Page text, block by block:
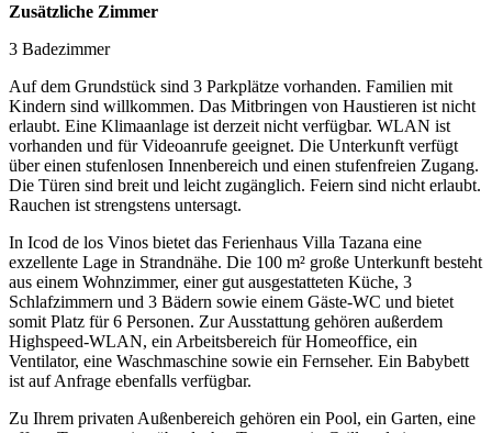
Zusätzliche Zimmer
3 Badezimmer
Auf dem Grundstück sind 3 Parkplätze vorhanden. Familien mit
Kindern sind willkommen. Das Mitbringen von Haustieren ist nicht
erlaubt. Eine Klimaanlage ist derzeit nicht verfügbar. WLAN ist
vorhanden und für Videoanrufe geeignet. Die Unterkunft verfügt
über einen stufenlosen Innenbereich und einen stufenfreien Zugang.
Die Türen sind breit und leicht zugänglich. Feiern sind nicht erlaubt.
Rauchen ist strengstens untersagt.
In Icod de los Vinos bietet das Ferienhaus Villa Tazana eine
exzellente Lage in Strandnähe. Die 100 m² große Unterkunft besteht
aus einem Wohnzimmer, einer gut ausgestatteten Küche, 3
Schlafzimmern und 3 Bädern sowie einem Gäste-WC und bietet
somit Platz für 6 Personen. Zur Ausstattung gehören außerdem
Highspeed-WLAN, ein Arbeitsbereich für Homeoffice, ein
Ventilator, eine Waschmaschine sowie ein Fernseher. Ein Babybett
ist auf Anfrage ebenfalls verfügbar.
Zu Ihrem privaten Außenbereich gehören ein Pool, ein Garten, eine